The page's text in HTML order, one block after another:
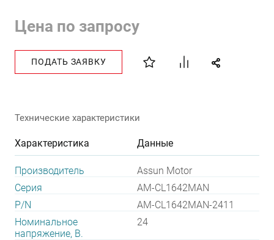
Цена по запросу
ПОДАТЬ ЗАЯВКУ
Технические характеристики
Характеристика Данные
Производитель
Assun Motor
Серия
AM-CL1642MAN
P/N
AM-CL1642MAN-2411
Номинальное
напряжение, В.
24